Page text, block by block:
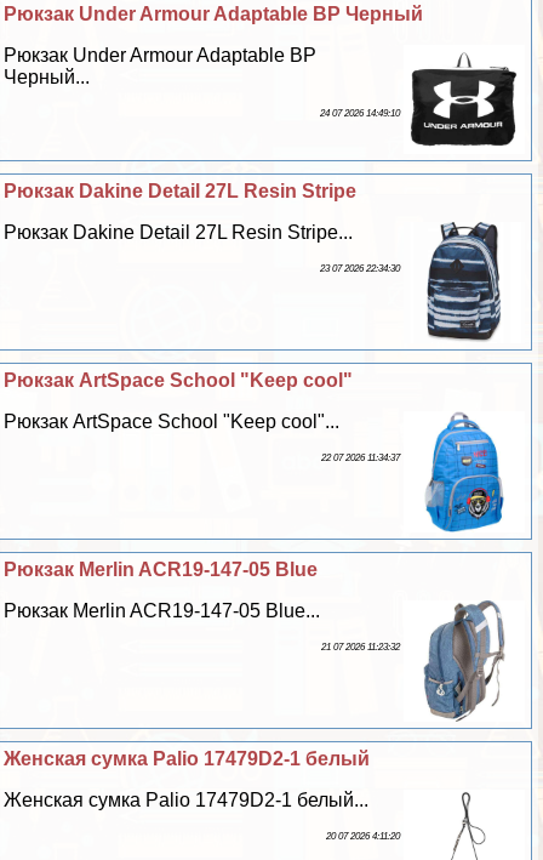
Рюкзак Under Armour Adaptable BP Черный
Рюкзак Under Armour Adaptable BP
Черный...
24 07 2026 14:49:10
Рюкзак Dakine Detail 27L Resin Stripe
Рюкзак Dakine Detail 27L Resin Stripe...
23 07 2026 22:34:30
Рюкзак ArtSpace School "Keep cool"
Рюкзак ArtSpace School "Keep cool"...
22 07 2026 11:34:37
Рюкзак Merlin ACR19-147-05 Blue
Рюкзак Merlin ACR19-147-05 Blue...
21 07 2026 11:23:32
Женская сумка Palio 17479D2-1 белый
Женская сумка Palio 17479D2-1 белый...
20 07 2026 4:11:20